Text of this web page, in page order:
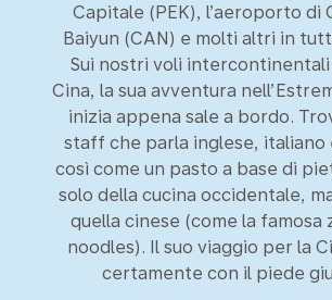
Capitale (PEK), l’aeroporto di
Baiyun (CAN) e molti altri in
Sui nostri voli intercontinentali
Cina, la sua avventura
inizia appena sale a bordo.
staff che parla inglese, italiano
così come un pasto a base di
solo della cucina occidentale,
quella cinese (come la famosa
noodles). Il suo viaggio per la
certamente con il piede